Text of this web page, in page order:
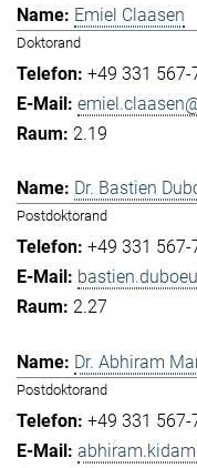
Emiel Claasen
Doktorand
+49 331 567-
2.19
Dr. Bastien
Postdoktorand
+49 331 567-
2.27
Dr. Abhiram
Postdoktorand
+49 331 567-